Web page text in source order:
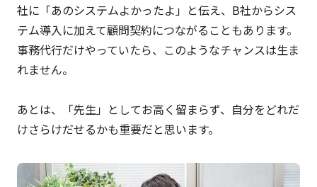
社に「あのシステムよかったよ」と伝え、B社からシス
テム導入に加えて顧問契約につながることもあります。
事務代行だけやっていたら、このようなチャンスは生ま
れません。
あとは、「先生」としてお高く留まらず、自分をどれだ
けさらけだせるかも重要だと思います。